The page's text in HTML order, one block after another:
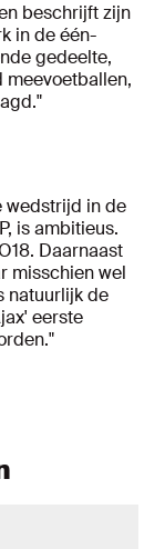
beschrijft zijn
in de één-
gedeelte,
meevoetballen,
wedstrijd in de
is ambitieus.
Daarnaast
misschien wel
natuurlijk de
eerste